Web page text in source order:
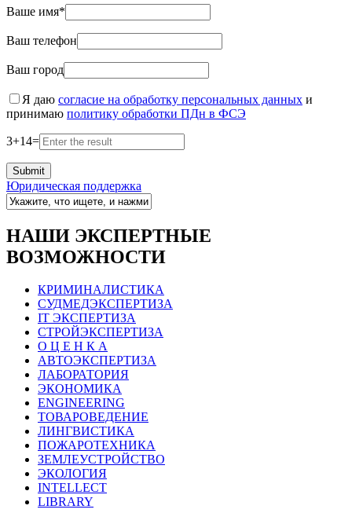
Ваше имя*
Ваш телефон
Ваш город
Я даю согласие на обработку персональных данных и
принимаю политику обработки ПДн в ФСЭ
3+14=
Юридическая поддержка
НАШИ ЭКСПЕРТНЫЕ
ВОЗМОЖНОСТИ
КРИМИНАЛИСТИКА
СУДМЕДЭКСПЕРТИЗА
IT ЭКСПЕРТИЗА
СТРОЙЭКСПЕРТИЗА
О Ц Е Н К А
АВТОЭКСПЕРТИЗА
ЛАБОРАТОРИЯ
ЭКОНОМИКА
ENGINEERING
ТОВАРОВЕДЕНИЕ
ЛИНГВИСТИКА
ПОЖАРОТЕХНИКА
ЗЕМЛЕУСТРОЙСТВО
ЭКОЛОГИЯ
INTELLECT
LIBRARY